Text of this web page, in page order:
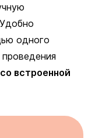
одного
встроенной